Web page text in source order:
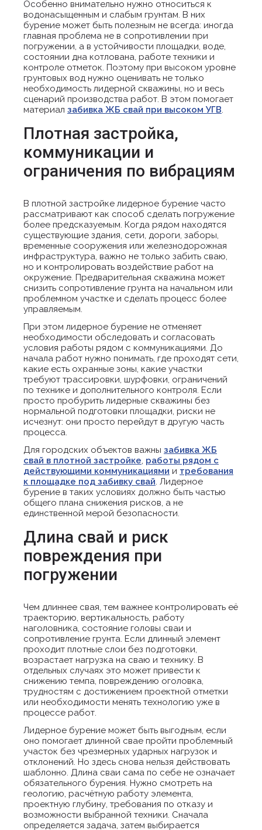
Особенно внимательно нужно относиться к
водонасыщенным и слабым грунтам. В них
бурение может быть полезным не всегда: иногда
главная проблема не в сопротивлении при
погружении, а в устойчивости площадки, воде,
состоянии дна котлована, работе техники и
контроле отметок. Поэтому при высоком уровне
грунтовых вод нужно оценивать не только
необходимость лидерной скважины, но и весь
сценарий производства работ. В этом помогает
материал забивка ЖБ свай при высоком УГВ.
Плотная застройка,
коммуникации и
ограничения по вибрациям
В плотной застройке лидерное бурение часто
рассматривают как способ сделать погружение
более предсказуемым. Когда рядом находятся
существующие здания, сети, дороги, заборы,
временные сооружения или железнодорожная
инфраструктура, важно не только забить сваю,
но и контролировать воздействие работ на
окружение. Предварительная скважина может
снизить сопротивление грунта на начальном или
проблемном участке и сделать процесс более
управляемым.
При этом лидерное бурение не отменяет
необходимости обследовать и согласовать
условия работы рядом с коммуникациями. До
начала работ нужно понимать, где проходят сети,
какие есть охранные зоны, какие участки
требуют трассировки, шурфовки, ограничений
по технике и дополнительного контроля. Если
просто пробурить лидерные скважины без
нормальной подготовки площадки, риски не
исчезнут: они просто перейдут в другую часть
процесса.
Для городских объектов важны забивка ЖБ
свай в плотной застройке, работы рядом с
действующими коммуникациями и требования
к площадке под забивку свай. Лидерное
бурение в таких условиях должно быть частью
общего плана снижения рисков, а не
единственной мерой безопасности.
Длина свай и риск
повреждения при
погружении
Чем длиннее свая, тем важнее контролировать её
траекторию, вертикальность, работу
наголовника, состояние головы сваи и
сопротивление грунта. Если длинный элемент
проходит плотные слои без подготовки,
возрастает нагрузка на сваю и технику. В
отдельных случаях это может привести к
снижению темпа, повреждению оголовка,
трудностям с достижением проектной отметки
или необходимости менять технологию уже в
процессе работ.
Лидерное бурение может быть выгодным, если
оно помогает длинной свае пройти проблемный
участок без чрезмерных ударных нагрузок и
отклонений. Но здесь снова нельзя действовать
шаблонно. Длина сваи сама по себе не означает
обязательного бурения. Нужно смотреть на
геологию, расчётную работу элемента,
проектную глубину, требования по отказу и
возможности выбранной техники. Сначала
определяется задача, затем выбирается